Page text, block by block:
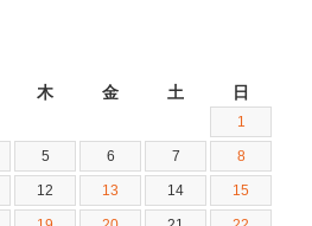
木 金 土 日
1
5 6 7 8
12 13 14 15